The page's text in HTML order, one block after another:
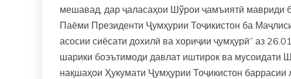
мешавад, дар ҷаласаҳои Шўрои ҷамъиятӣ мавриди
Паёми Президенти Ҷумҳурии Тоҷикистон ба
асосии сиёсати дохилӣ ва хориҷии ҷумҳурӣ” аз
шарики боэътимоди давлат иштирок ва
нақшаҳои Ҳукумати Ҷумҳурии Тоҷикистон